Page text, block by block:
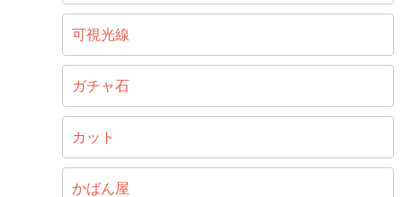
可視光線
ガチャ石
カット
かばん屋